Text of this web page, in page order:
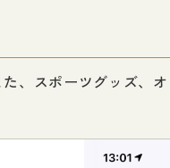
、スポーツグッズ、